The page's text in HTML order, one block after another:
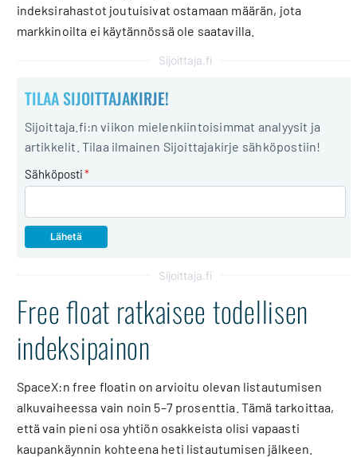
indeksirahastot joutuisivat ostamaan määrän, jota
markkinoilta ei käytännössä ole saatavilla.
Sijoittaja.fi
TILAA SIJOITTAJAKIRJE!
Sijoittaja.fi:n viikon mielenkiintoisimmat analyysit ja
artikkelit. Tilaa ilmainen Sijoittajakirje sähköpostiin!
Sähköposti*
Sijoittaja.fi
Free float ratkaisee todellisen
indeksipainon
SpaceX:n free floatin on arvioitu olevan listautumisen
alkuvaiheessa vain noin 5–7 prosenttia. Tämä tarkoittaa,
että vain pieni osa yhtiön osakkeista olisi vapaasti
kaupankäynnin kohteena heti listautumisen jälkeen.